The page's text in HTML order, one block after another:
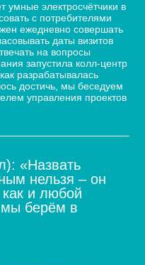
умные электросчётчики в
с потребителями
ежедневно совершать
даты визитов
на вопросы
запустила колл-центр
разрабатывалась
достичь, мы беседуем
управления проектов
«Назвать
нельзя – он
и любой
мы берём в